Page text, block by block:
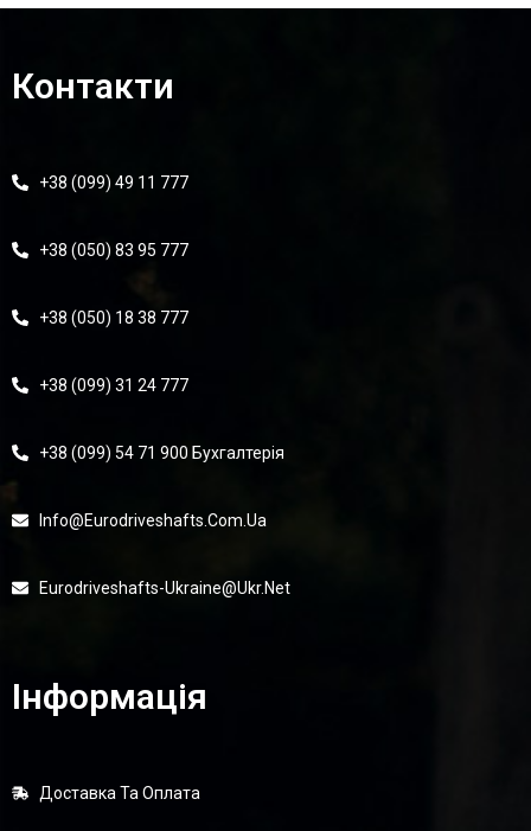
Контакти
+38 (099) 49 11 777
+38 (050) 83 95 777
+38 (050) 18 38 777
+38 (099) 31 24 777
+38 (099) 54 71 900 Бухгалтерія
Info@eurodriveshafts.com.ua
Eurodriveshafts-Ukraine@ukr.net
Інформація
Доставка Та Оплата